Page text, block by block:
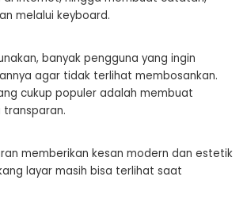
melalui keyboard.
banyak pengguna yang ingin
agar tidak terlihat membosankan.
cukup populer adalah membuat
memberikan kesan modern dan estetik
layar masih bisa terlihat saat